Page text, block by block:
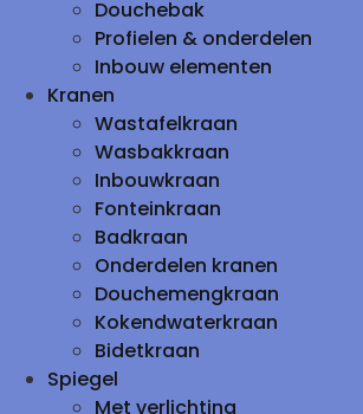
Douchebak
Profielen & onderdelen
Inbouw elementen
Kranen
Wastafelkraan
Wasbakkraan
Inbouwkraan
Fonteinkraan
Badkraan
Onderdelen kranen
Douchemengkraan
Kokendwaterkraan
Bidetkraan
Spiegel
Met verlichting